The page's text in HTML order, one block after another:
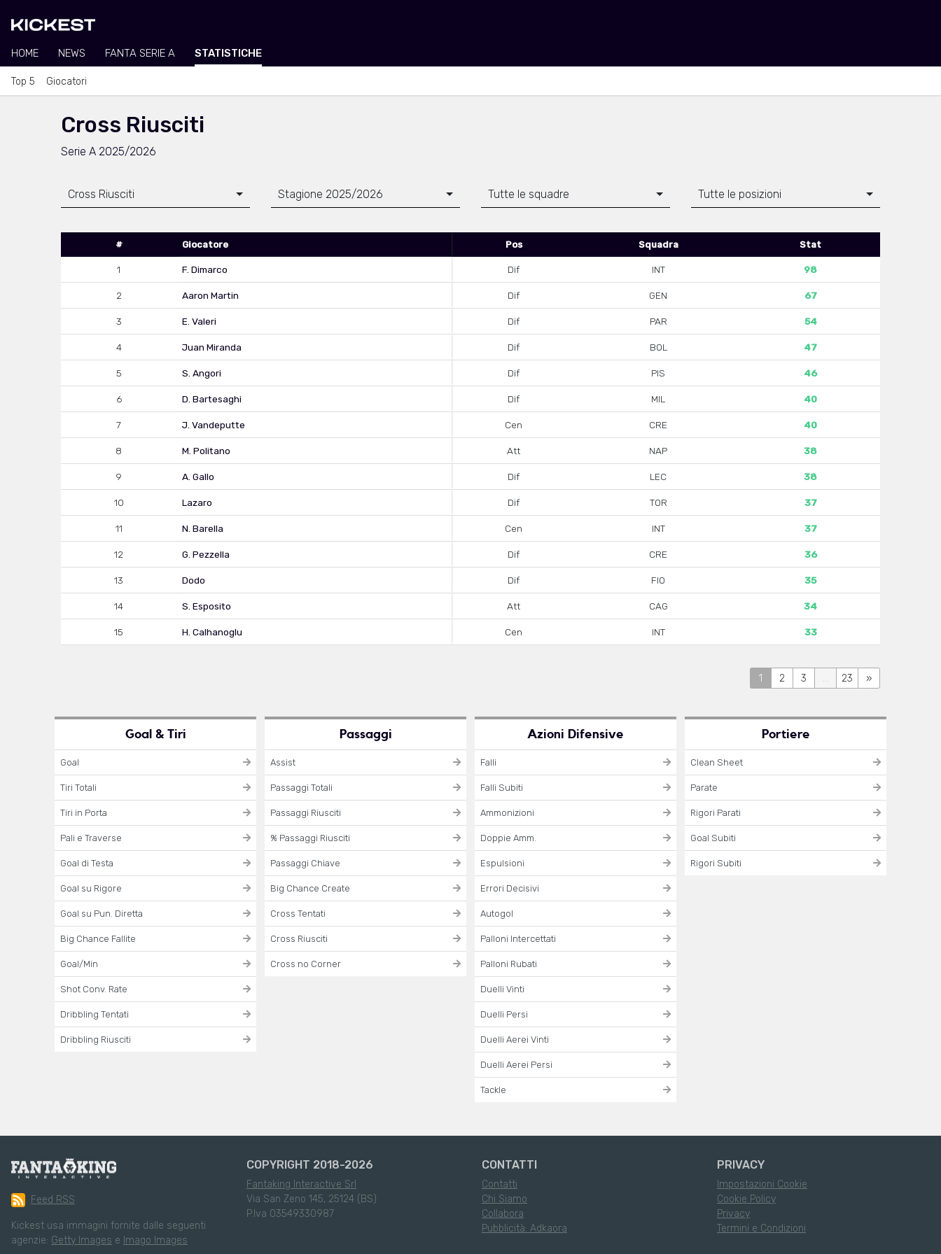
HOME NEWS FANTA SERIE A STATISTICHE
Top 5 Giocatori
Cross Riusciti
Serie A 2025/2026
Cross Riusciti Stagione 2025/2026 Tutte le squadre Tutte le posizioni
# Giocatore Pos Squadra Stat
1 F. Dimarco Dif INT 98
2 Aaron Martin Dif GEN 67
3 E. Valeri Dif PAR 54
4 Juan Miranda Dif BOL 47
5 S. Angori Dif PIS 46
6 D. Bartesaghi Dif MIL 40
7 J. Vandeputte Cen CRE 40
8 M. Politano Att NAP 38
9 A. Gallo Dif LEC 38
10 Lazaro Dif TOR 37
11 N. Barella Cen INT 37
12 G. Pezzella Dif CRE 36
13 Dodo Dif FIO 35
14 S. Esposito Att CAG 34
15 H. Calhanoglu Cen INT 33
1 2 3 ... 23 »
Goal & Tiri
Goal
Tiri Totali
Tiri in Porta
Pali e Traverse
Goal di Testa
Goal su Rigore
Goal su Pun. Diretta
Big Chance Fallite
Goal/Min
Shot Conv. Rate
Dribbling Tentati
Dribbling Riusciti
Passaggi
Assist
Passaggi Totali
Passaggi Riusciti
% Passaggi Riusciti
Passaggi Chiave
Big Chance Create
Cross Tentati
Cross Riusciti
Cross no Corner
Azioni Difensive
Falli
Falli Subiti
Ammonizioni
Doppie Amm.
Espulsioni
Errori Decisivi
Autogol
Palloni Intercettati
Palloni Rubati
Duelli Vinti
Duelli Persi
Duelli Aerei Vinti
Duelli Aerei Persi
Tackle
Portiere
Clean Sheet
Parate
Rigori Parati
Goal Subiti
Rigori Subiti
Feed RSS
Kickest usa immagini fornite dalle seguenti
agenzie: Getty Images e Imago Images
COPYRIGHT 2018-2026
Fantaking Interactive Srl
Via San Zeno 145, 25124 (BS)
P.Iva 03549330987
CONTATTI
Contatti
Chi Siamo
Collabora
Pubblicità: Adkaora
PRIVACY
Impostazioni Cookie
Cookie Policy
Privacy
Termini e Condizioni